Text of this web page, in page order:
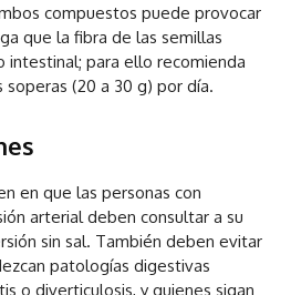
compuestos puede provocar
que la fibra de las semillas
intestinal; para ello recomienda
soperas (20 a 30 g) por día.
en que las personas con
arterial deben consultar a su
sin sal. También deben evitar
patologías digestivas
o diverticulosis, y quienes sigan